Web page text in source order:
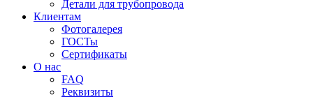
Детали для трубопровода
Клиентам
Фотогалерея
ГОСТы
Сертификаты
О нас
FAQ
Реквизиты